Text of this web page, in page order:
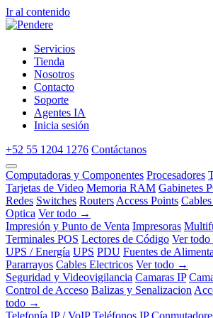
Ir al contenido
Servicios
Tienda
Nosotros
Contacto
Soporte
Agentes IA
Inicia sesión
+52 55 1204 1276 Contáctanos
Computadoras y Componentes Procesadores
Tarjetas de Video Memoria RAM Gabinetes
Redes Switches Routers Access Points
Optica Ver todo →
Impresión y Punto de Venta Impresoras
Terminales POS Lectores de Código Ver
UPS / Energía UPS PDU Fuentes de
Pararrayos Cables Electricos Ver todo →
Seguridad y Videovigilancia Camaras IP
Control de Acceso Balizas y Senalizacion
todo →
Telefonía IP / VoIP Teléfonos IP